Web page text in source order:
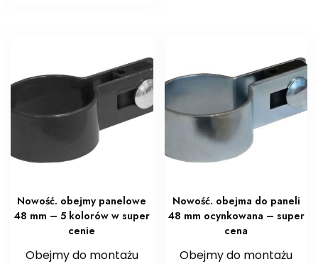
Nowość. obejmy panelowe
48 mm – 5 kolorów w super
cenie
Obejmy do montażu
Nowość. obejma do paneli
48 mm ocynkowana – super
cena
Obejmy do montażu